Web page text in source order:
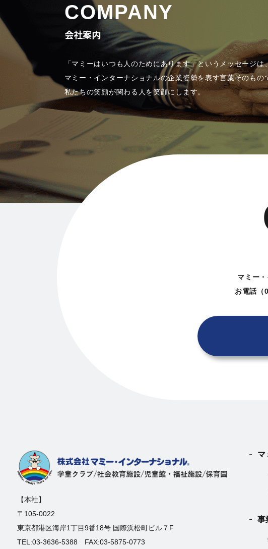
COMPANY
会社案内
「マミーはいつも人のためにあります」というメッセージは
マミー・インターナショナルの企業姿勢を表す言葉そのもの
私たちの笑顔が関わる人を笑顔にします。
マミー
お電話（
【本社】
〒105-0022
東京都港区海岸1丁目9番18号 国際浜松町ビル７F
TEL:03-3636-5388 FAX:03-5875-0773
マ
事